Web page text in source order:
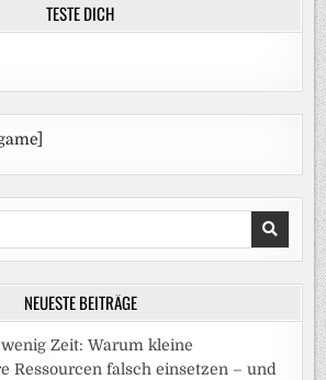
TESTE DICH
NEUESTE BEITRÄGE
Zeit: Warum kleine
Ressourcen falsch einsetzen – und